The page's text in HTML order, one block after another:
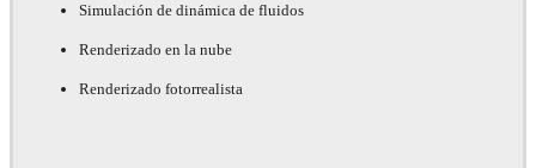
Simulación de dinámica de fluidos
Renderizado en la nube
Renderizado fotorrealista